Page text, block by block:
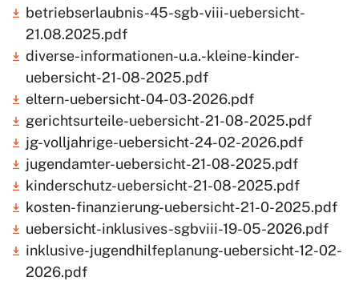
betriebserlaubnis-45-sgb-viii-uebersicht-
21.08.2025.pdf
diverse-informationen-u.a.-kleine-kinder-
uebersicht-21-08-2025.pdf
eltern-uebersicht-04-03-2026.pdf
gerichtsurteile-uebersicht-21-08-2025.pdf
jg-volljahrige-uebersicht-24-02-2026.pdf
jugendamter-uebersicht-21-08-2025.pdf
kinderschutz-uebersicht-21-08-2025.pdf
kosten-finanzierung-uebersicht-21-0-2025.pdf
uebersicht-inklusives-sgbviii-19-05-2026.pdf
inklusive-jugendhilfeplanung-uebersicht-12-02-
2026.pdf